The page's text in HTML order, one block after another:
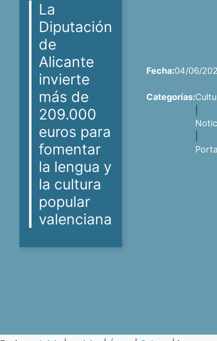
La
Diputación
de
Alicante
invierte
más de
209.000
euros para
fomentar
la lengua y
la cultura
popular
valenciana
Fecha:04/06/
Categorías: